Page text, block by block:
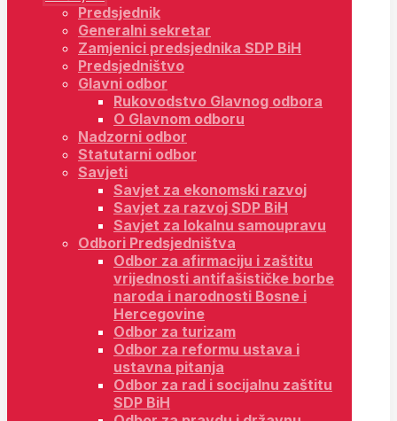
Predsjednik
Generalni sekretar
Zamjenici predsjednika SDP BiH
Predsjedništvo
Glavni odbor
Rukovodstvo Glavnog odbora
O Glavnom odboru
Nadzorni odbor
Statutarni odbor
Savjeti
Savjet za ekonomski razvoj
Savjet za razvoj SDP BiH
Savjet za lokalnu samoupravu
Odbori Predsjedništva
Odbor za afirmaciju i zaštitu
vrijednosti antifašističke borbe
naroda i narodnosti Bosne i
Hercegovine
Odbor za turizam
Odbor za reformu ustava i
ustavna pitanja
Odbor za rad i socijalnu zaštitu
SDP BiH